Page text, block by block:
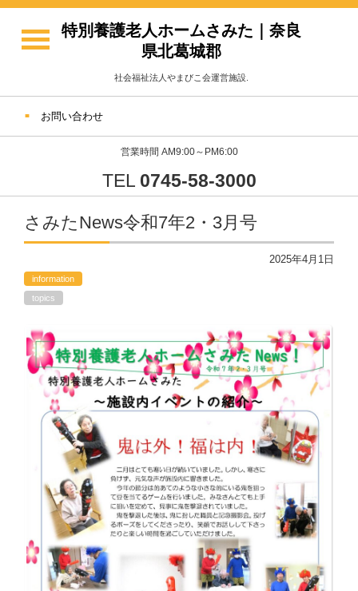
特別養護老人ホームさみた｜奈良
県北葛城郡
社会福祉法人やまびこ会運営施設.
お問い合わせ
営業時間 AM9:00～PM6:00
TEL 0745-58-3000
さみたNews令和7年2・3月号
2025年4月1日
information
topics